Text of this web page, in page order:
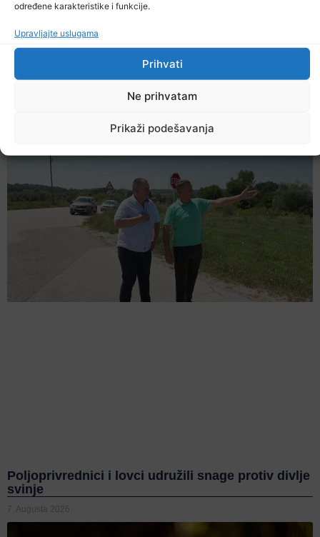
određene karakteristike i funkcije.
Upravljajte uslugama
Prihvati
Ne prihvatam
Prikaži podešavanja
Dr. Eldin Muratović specijalista porodične
medicine JZU Dom zdravlja Lukavac
Poljoprivrednici i lovci udružili snage protiv divlje
svinje
7. Augusta 2026.